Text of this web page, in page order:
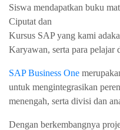
Siswa mendapatkan buku
Ciputat dan
Kursus SAP yang kami
Karyawan, serta para pelajar
SAP Business One
untuk mengintegrasikan
menengah, serta divisi dan
Dengan berkembangnya